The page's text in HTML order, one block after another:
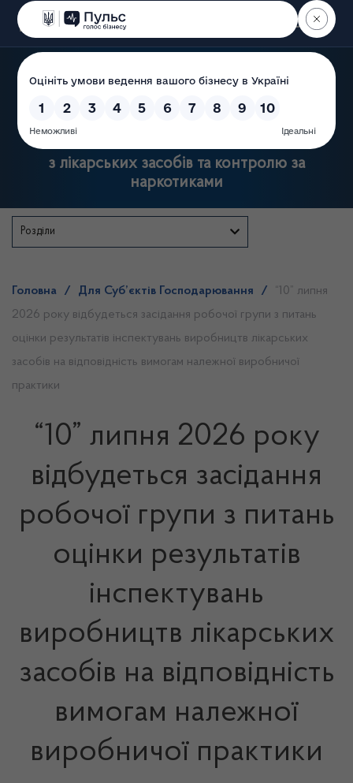
Пошук
Державна служба України
з лікарських засобів та контролю за
наркотиками
Розділи
Головна / Для Суб’єктів Господарювання /
“10” липня
2026 року відбудеться засідання робочої групи з питань
оцінки результатів інспектувань виробництв лікарських
засобів на відповідність вимогам належної виробничої
практики
“10” липня 2026 року
відбудеться засідання
робочої групи з питань
оцінки результатів
інспектувань
виробництв лікарських
засобів на відповідність
вимогам належної
виробничої практики